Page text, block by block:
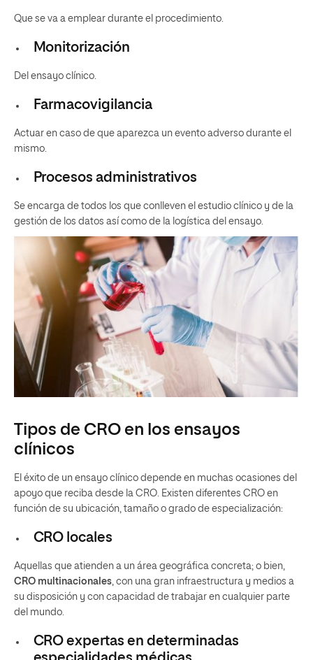
Que se va a emplear durante el procedimiento.
Monitorización
Del ensayo clínico.
Farmacovigilancia
Actuar en caso de que aparezca un evento adverso durante el
mismo.
Procesos administrativos
Se encarga de todos los que conlleven el estudio clínico y de la
gestión de los datos así como de la logística del ensayo.
Tipos de CRO en los ensayos
clínicos
El éxito de un ensayo clínico depende en muchas ocasiones del
apoyo que reciba desde la CRO. Existen diferentes CRO en
función de su ubicación, tamaño o grado de especialización:
CRO locales
Aquellas que atienden a un área geográfica concreta; o bien,
CRO multinacionales , con una gran infraestructura y medios a
su disposición y con capacidad de trabajar en cualquier parte
del mundo.
CRO expertas en determinadas